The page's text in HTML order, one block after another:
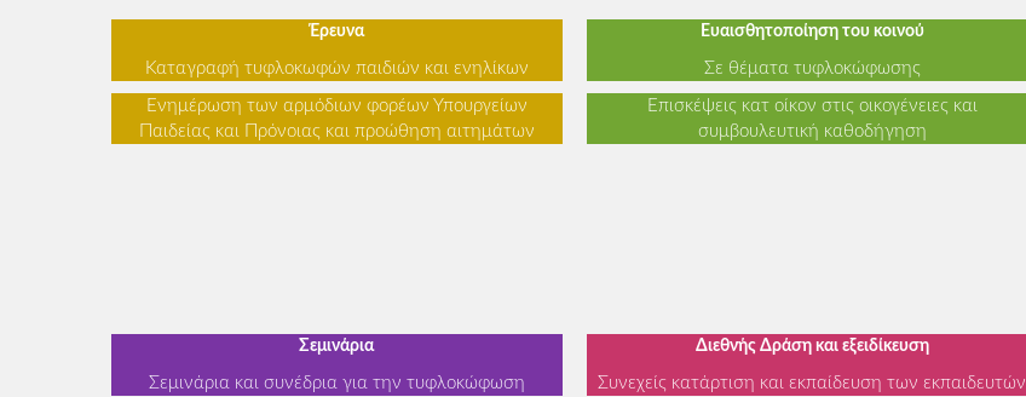
Έρευνα
Καταγραφή τυφλοκωφών παιδιών και ενηλίκων
Ενημέρωση των αρμόδιων φορέων Υπουργείων
Παιδείας και Πρόνοιας και προώθηση αιτημάτων
Ευαισθητοποίηση του κοινού
Σε θέματα τυφλοκώφωσης
Επισκέψεις κατ οίκον στις οικογένειες και
συμβουλευτική καθοδήγηση
Σεμινάρια
Σεμινάρια και συνέδρια για την τυφλοκώφωση
Διεθνής Δράση και εξειδίκευση
Συνεχείς κατάρτιση και εκπαίδευση των εκπαιδευτών